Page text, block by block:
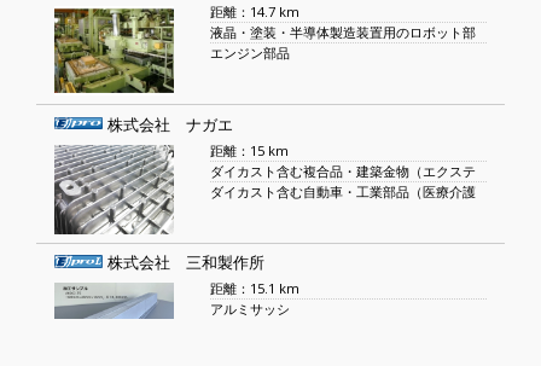
距離：14.7 km
液晶・塗装・半導体製造装置用のロボット部
エンジン部品
株式会社 ナガエ
距離：15 km
ダイカスト含む複合品・建築金物（エクステ
ダイカスト含む自動車・工業部品（医療介護
株式会社 三和製作所
距離：15.1 km
アルミサッシ